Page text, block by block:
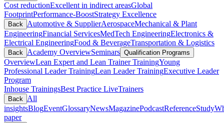
Cost reductionExcellent in indirect areasGlobal
FootprintPerformance-BoostStrategy Excellence
Back Automotive & SupplierAerospaceMechanical & Plant
EngineeringFinancial ServicesMedTech EngineeringElectronics &
Electrical EngineeringFood & BeverageTransportation & Logistics
Back Academy OverviewSeminars Qualification Programs
OverviewLean Expert and Lean Trainer TrainingYoung
Professional Leader TrainingLean Leader TrainingExecutive Leader
Program
Inhouse TrainingsBest Practice LiveTrainers
Back
All
insightsBlogEventGlossaryNewsMagazinePodcastReferenceStudy
paper